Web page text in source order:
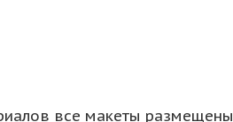
все макеты размещены